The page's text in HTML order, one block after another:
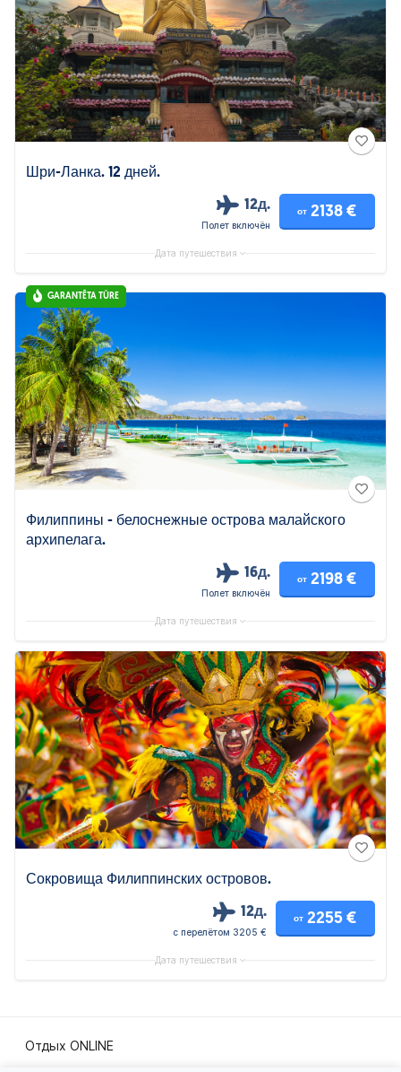
Шри-Ланка. 12 дней.
12д.
Полет включён
от 2138 €
Дата путешествия
GARANTĒTA TŪRE
Филиппины - белоснежные острова малайского
архипелага.
16д.
Полет включён
от 2198 €
Дата путешествия
Сокровища Филиппинских островов.
12д.
с перелётом 3205 €
от 2255 €
Дата путешествия
Отдых ONLINE